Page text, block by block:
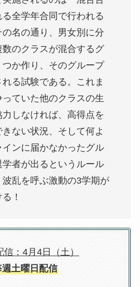
全学年合同で行われる
名の通り、男女別に分
のクラスが混合するグ
つか作り、そのグループ
る試験である。これま
ていた他のクラスの生
しなければ、高得点を
ない状況、そして何よ
インに届かなかったグル
者が出るというルール
乱を呼ぶ激動の3学期が
！
信：4月4日（土）
週土曜日配信